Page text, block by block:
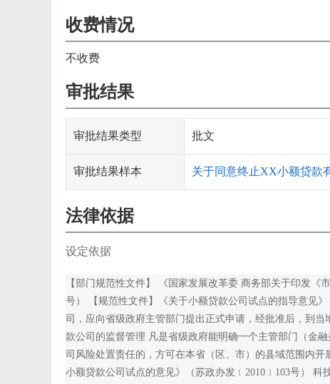
收费情况
不收费
审批结果
审批结果类型 批文
审批结果样本 关于同意终止XX小额贷款
法律依据
设定依据
【部门规范性文件】 《国家发展改革委 商务部关于印发《
号） 【规范性文件】《关于小额贷款公司试点的指导意见
司，应向省级政府主管部门提出正式申请，经批准后，到
款公司的监督管理 凡是省级政府能明确一个主管部门（金
司风险处置责任的，方可在本省（区、市）的县域范围内
小额贷款公司试点的意见》（苏政办发﹝2010﹞103号）